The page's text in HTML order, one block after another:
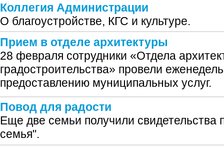
Коллегия Администрации
О благоустройстве, КГС и культуре.
Прием в отделе архитектуры
28 февраля сотрудники «Отдела
градостроительства» провели
предоставлению муниципальных услуг.
Повод для радости
Еще две семьи получили свидетельства
семья".